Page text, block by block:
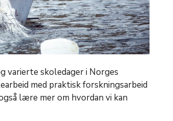
varierte skoledager i Norges
med praktisk forskningsarbeid
lære mer om hvordan vi kan